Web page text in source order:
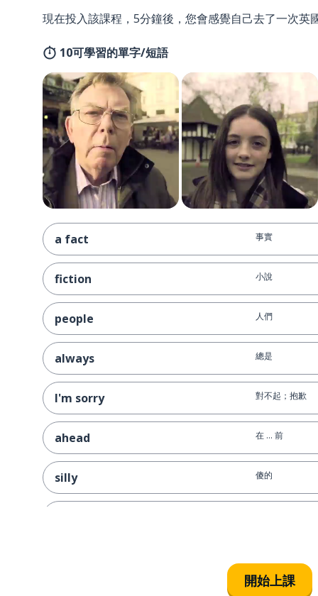
現在投入該課程，5分鐘後，您會感覺自己去了一次英
10可學習的單字/短語
a fact 事實
fiction 小說
people 人們
always 總是
I'm sorry 對不起；抱歉
ahead 在 ... 前
silly 傻的
開始上課